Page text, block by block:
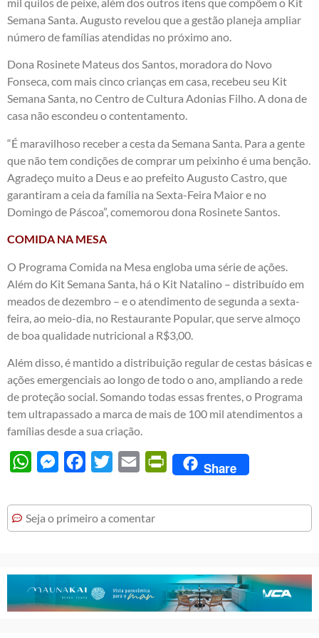
Semana Santa. Augusto revelou que a gestão planeja ampliar
número de famílias atendidas no próximo ano.
Dona Rosinete Mateus dos Santos, moradora do Novo
Fonseca, com mais cinco crianças em casa, recebeu seu Kit
Semana Santa, no Centro de Cultura Adonias Filho. A dona de
casa não escondeu o contentamento.
“É maravilhoso receber a cesta da Semana Santa. Para a gente
que não tem condições de comprar um peixinho é uma benção.
Agradeço muito a Deus e ao prefeito Augusto Castro, que
garantiram a ceia da família na Sexta-Feira Maior e no
Domingo de Páscoa”, comemorou dona Rosinete Santos.
COMIDA NA MESA
O Programa Comida na Mesa engloba uma série de ações.
Além do Kit Semana Santa, há o Kit Natalino – distribuído em
meados de dezembro – e o atendimento de segunda a sexta-
feira, ao meio-dia, no Restaurante Popular, que serve almoço
de boa qualidade nutricional a R$3,00.
Além disso, é mantido a distribuição regular de cestas básicas e
ações emergenciais ao longo de todo o ano, ampliando a rede
de proteção social. Somando todas essas frentes, o Programa
tem ultrapassado a marca de mais de 100 mil atendimentos a
famílias desde a sua criação.
WhatsAppMessengerFacebook
Twitter Email PrintFriendly
Share
Seja o primeiro a comentar